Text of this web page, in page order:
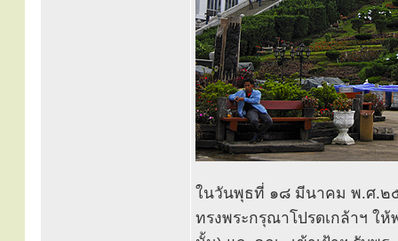
ในวันพุธที่ ๑๘ มีนาคม พ.ศ.๒
ทรงพระกรุณาโปรดเกล้าฯ ใ